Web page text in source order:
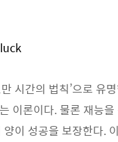
시간의 법칙’으로 유
이론이다. 물론 재능
이 성공을 보장한다.